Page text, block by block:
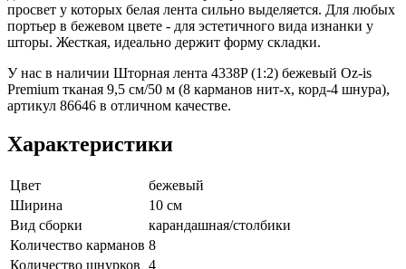
просвет у которых белая лента сильно выделяется. Для любых
портьер в бежевом цвете - для эстетичного вида изнанки у
шторы. Жесткая, идеально держит форму складки.
У нас в наличии Шторная лента 4338P (1:2) бежевый Oz-is
Premium тканая 9,5 см/50 м (8 карманов нит-х, корд-4 шнура),
артикул 86646 в отличном качестве.
Характеристики
Цвет
бежевый
Ширина
10 см
Вид сборки
карандашная/столбики
Количество карманов 8
Количество шнурков 4